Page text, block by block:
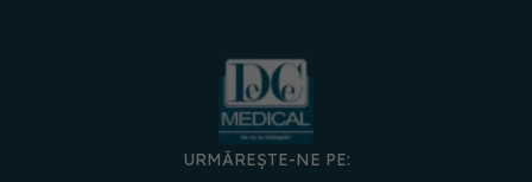
URMĂREȘTE-NE PE:
DESCARCĂ APLICAȚIA